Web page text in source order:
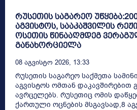
რუსეთის საგარეო
აგვისტოს, სააკაშვილის
ოსეთის წინააღმდეგ
განახორციელა
08 Აგვისტო 2026, 13:33
რუსეთის საგარეო საქმეთა
აგვისტოს ომთან დაკავშირებით
ავრცელებს. რუსეთიც ომის
ქართული ოცნების მსგავსად,8